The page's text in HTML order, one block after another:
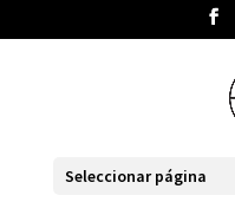
Seleccionar página